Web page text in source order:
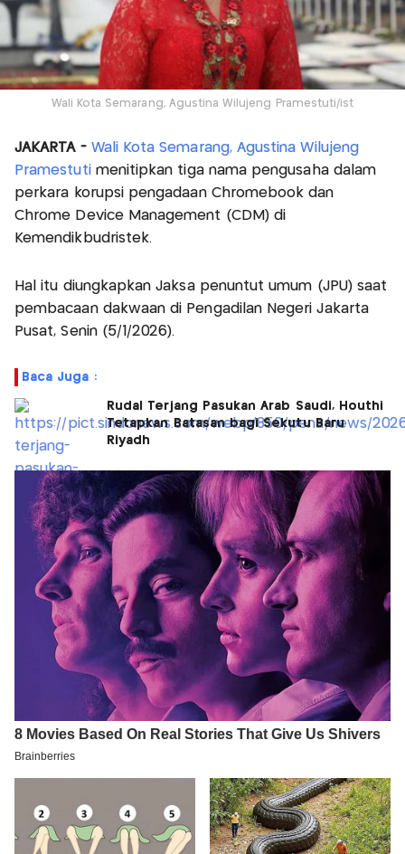
Wali Kota Semarang, Agustina Wilujeng Pramestuti/ist
JAKARTA - Wali Kota Semarang, Agustina Wilujeng
Pramestuti menitipkan tiga nama pengusaha dalam
perkara korupsi pengadaan Chromebook dan
Chrome Device Management (CDM) di
Kemendikbudristek.
Hal itu diungkapkan Jaksa penuntut umum (JPU) saat
pembacaan dakwaan di Pengadilan Negeri Jakarta
Pusat, Senin (5/1/2026).
Baca Juga :
Rudal Terjang Pasukan Arab Saudi, Houthi
Tetapkan Batasan bagi Sekutu Baru
Riyadh